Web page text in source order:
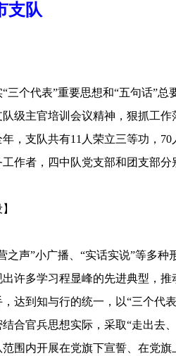
支队
个代表”重要思想和“五句话”总
级主官培训会议精神，狠抓工
，支队共有11人荣立三等功，
作者，四中队党支部和团支部
之声”小广播、“实话实说”等多
许多学习程显峰的先进典型，
达到知与行的统一，以“三个代
合官兵思想实际，采取“走出去
范围内开展在党旗下宣誓、在党